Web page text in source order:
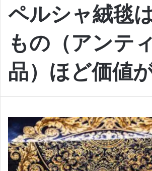
ペルシャ絨毯
もの（アンテ
品）ほど価値